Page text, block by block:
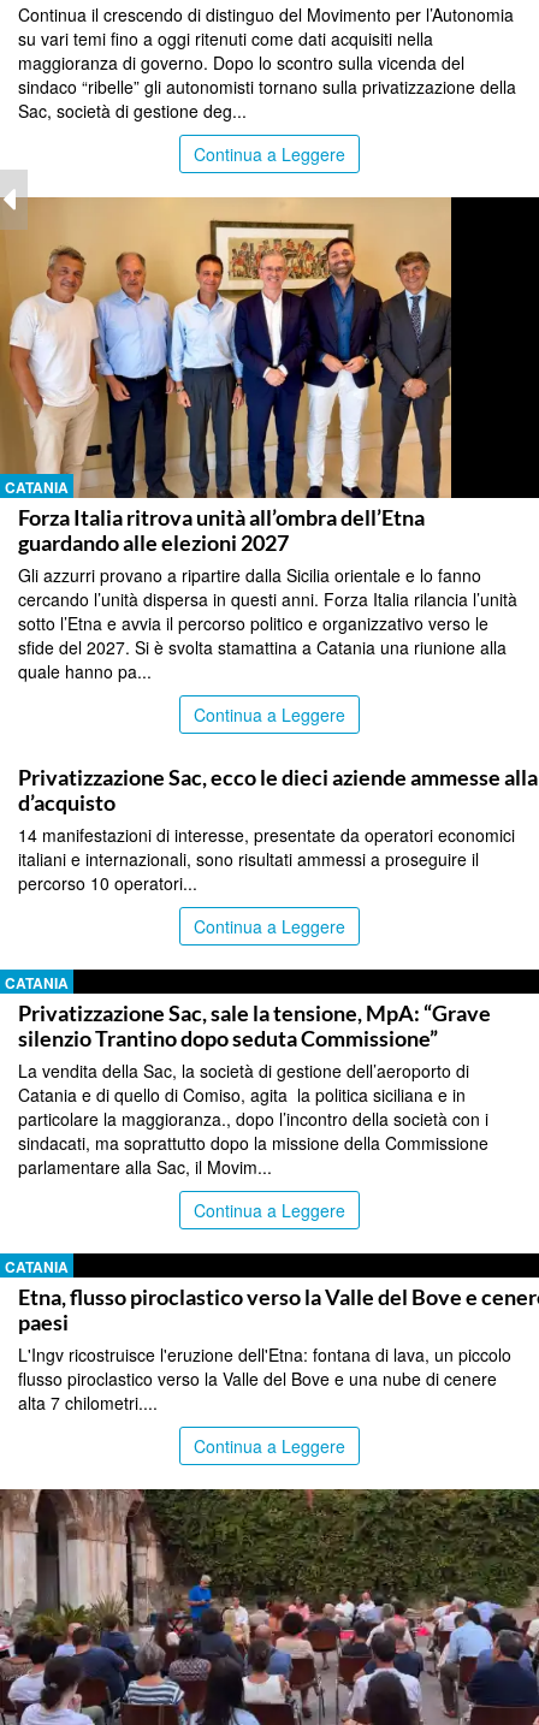
Continua il crescendo di distinguo del Movimento per l’Autonomia
su vari temi fino a oggi ritenuti come dati acquisiti nella
maggioranza di governo. Dopo lo scontro sulla vicenda del
sindaco “ribelle” gli autonomisti tornano sulla privatizzazione della
Sac, società di gestione deg...
Continua a Leggere
CATANIA
Forza Italia ritrova unità all’ombra dell’Etna
guardando alle elezioni 2027
Gli azzurri provano a ripartire dalla Sicilia orientale e lo fanno
cercando l’unità dispersa in questi anni. Forza Italia rilancia l’unità
sotto l’Etna e avvia il percorso politico e organizzativo verso le
sfide del 2027. Si è svolta stamattina a Catania una riunione alla
quale hanno pa...
Continua a Leggere
Privatizzazione Sac, ecco le dieci aziende ammesse
d’acquisto
14 manifestazioni di interesse, presentate da operatori economici
italiani e internazionali, sono risultati ammessi a proseguire il
percorso 10 operatori...
Continua a Leggere
CATANIA
Privatizzazione Sac, sale la tensione, MpA: “Grave
silenzio Trantino dopo seduta Commissione”
La vendita della Sac, la società di gestione dell’aeroporto di
Catania e di quello di Comiso, agita la politica siciliana e in
particolare la maggioranza., dopo l’incontro della società con i
sindacati, ma soprattutto dopo la missione della Commissione
parlamentare alla Sac, il Movim...
Continua a Leggere
CATANIA
Etna, flusso piroclastico verso la Valle del Bove e
paesi
L'Ingv ricostruisce l'eruzione dell'Etna: fontana di lava, un piccolo
flusso piroclastico verso la Valle del Bove e una nube di cenere
alta 7 chilometri....
Continua a Leggere